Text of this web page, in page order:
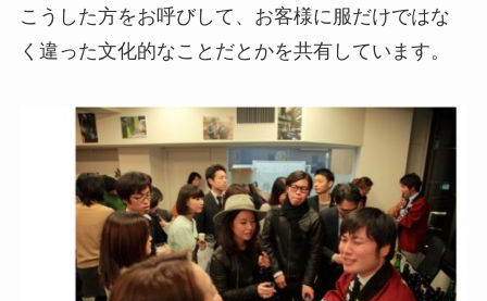
こうした方をお呼びして、お客様に服だけではな
く違った文化的なことだとかを共有しています。